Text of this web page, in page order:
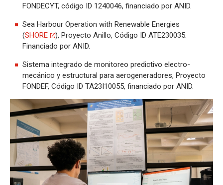
FONDECYT, código ID 1240046, financiado por ANID.
Sea Harbour Operation with Renewable Energies
(SHORE
), Proyecto Anillo, Código ID ATE230035.
Financiado por ANID.
Sistema integrado de monitoreo predictivo electro-
mecánico y estructural para aerogeneradores, Proyecto
FONDEF, Código ID TA23I10055, financiado por ANID.